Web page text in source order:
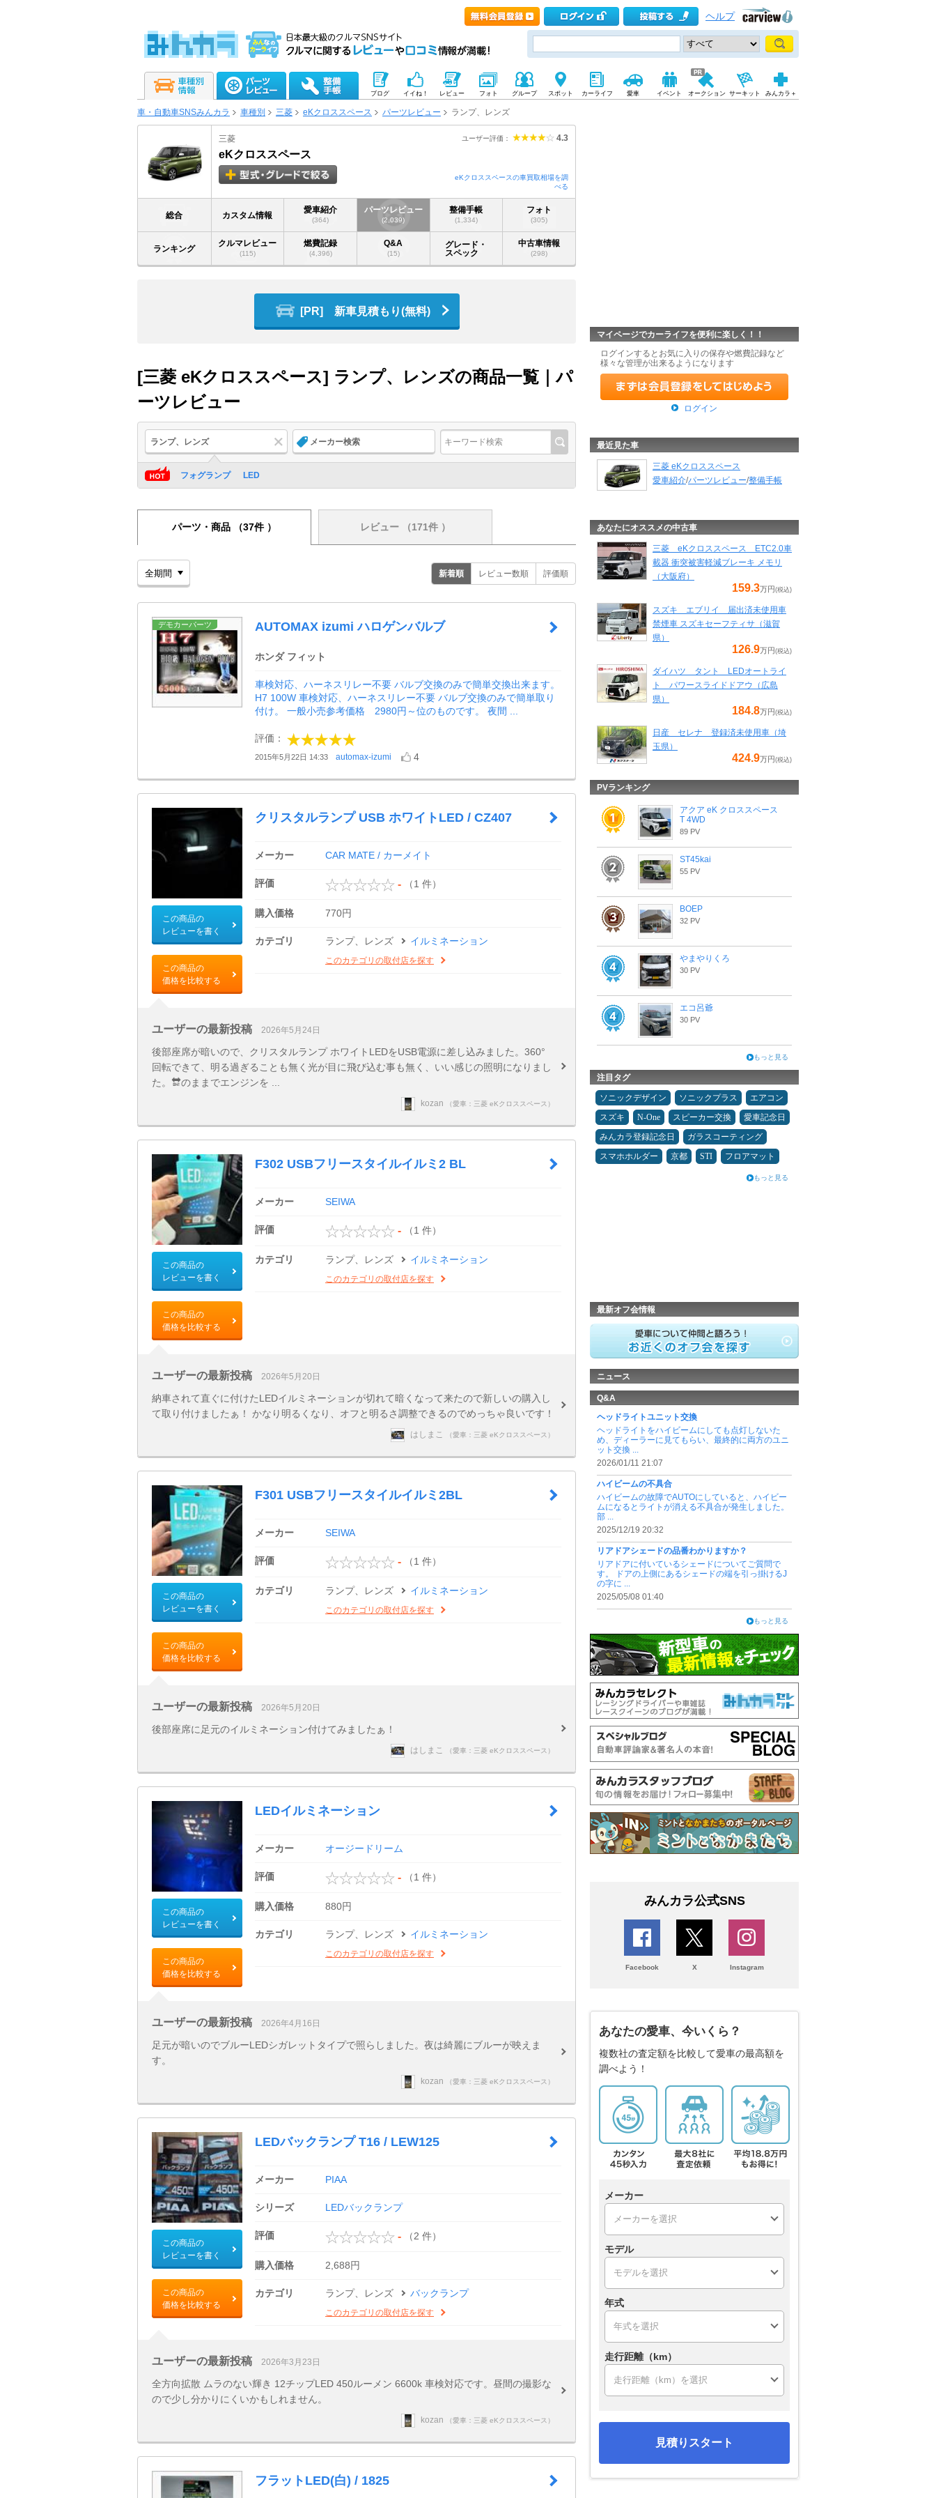
ヘルプ
ブログ イイね！ レビュー フォト グループ スポット カーライフ 愛車 イベント オークション サーキット みんカラ＋
車・自動車SNSみんカラ 車種別 三菱 eKクロススペース パーツレビュー ランプ、レンズ
ユーザー評価： 4.3
三菱
eKクロススペース
eKクロススペースの車買取相場を調
べる
総合 カスタム情報
愛車紹介
(364)
パーツレビュー
(2,039)
整備手帳
(1,334)
フォト
(305)
ランキング
クルマレビュー
(115)
燃費記録
(4,396)
Q&A
(15)
グレード・
スペック
中古車情報
(298)
[PR] 新車見積もり(無料)
[三菱 eKクロススペース] ランプ、レンズの商品一覧｜パ
ーツレビュー
ランプ、レンズ メーカー検索
フォグランプ LED
パーツ・商品 （37件 ） レビュー （171件 ）
新着順 レビュー数順 評価順
デモカーパーツ AUTOMAX izumi ハロゲンバルブ
ホンダ フィット
車検対応、ハーネスリレー不要 バルブ交換のみで簡単交換出来ます。
H7 100W 車検対応、ハーネスリレー不要 バルブ交換のみで簡単取り
付け。 一般小売参考価格 2980円～位のものです。 夜間 ...
評価：
2015年5月22日 14:33 automax-izumi 4
この商品の
レビューを書く
この商品の
価格を比較する
クリスタルランプ USB ホワイトLED / CZ407
メーカー CAR MATE / カーメイト
評価 - （1 件）
購入価格 770円
カテゴリ ランプ、レンズ イルミネーション
このカテゴリの取付店を探す
ユーザーの最新投稿 2026年5月24日
後部座席が暗いので、クリスタルランプ ホワイトLEDをUSB電源に差し込みました。360°
回転できて、明る過ぎることも無く光が目に飛び込む事も無く、いい感じの照明になりまし
た。🔛のままでエンジンを ...
kozan （愛車：三菱 eKクロススペース）
この商品の
レビューを書く
この商品の
価格を比較する
F302 USBフリースタイルイルミ2 BL
メーカー SEIWA
評価 - （1 件）
カテゴリ ランプ、レンズ イルミネーション
このカテゴリの取付店を探す
ユーザーの最新投稿 2026年5月20日
納車されて直ぐに付けたLEDイルミネーションが切れて暗くなって来たので新しいの購入し
て取り付けましたぁ！ かなり明るくなり、オフと明るさ調整できるのでめっちゃ良いです！
はしまこ （愛車：三菱 eKクロススペース）
この商品の
レビューを書く
この商品の
価格を比較する
F301 USBフリースタイルイルミ2BL
メーカー SEIWA
評価 - （1 件）
カテゴリ ランプ、レンズ イルミネーション
このカテゴリの取付店を探す
ユーザーの最新投稿 2026年5月20日
後部座席に足元のイルミネーション付けてみましたぁ！
はしまこ （愛車：三菱 eKクロススペース）
この商品の
レビューを書く
この商品の
価格を比較する
LEDイルミネーション
メーカー オージードリーム
評価 - （1 件）
購入価格 880円
カテゴリ ランプ、レンズ イルミネーション
このカテゴリの取付店を探す
ユーザーの最新投稿 2026年4月16日
足元が暗いのでブルーLEDシガレットタイプで照らしました。夜は綺麗にブルーが映えま
す。
kozan （愛車：三菱 eKクロススペース）
この商品の
レビューを書く
この商品の
価格を比較する
LEDバックランプ T16 / LEW125
メーカー PIAA
シリーズ LEDバックランプ
評価 - （2 件）
購入価格 2,688円
カテゴリ ランプ、レンズ バックランプ
このカテゴリの取付店を探す
ユーザーの最新投稿 2026年3月23日
全方向拡散 ムラのない輝き 12チップLED 450ルーメン 6600k 車検対応です。昼間の撮影な
ので少し分かりにくいかもしれません。
kozan （愛車：三菱 eKクロススペース）
フラットLED(白) / 1825
マイページでカーライフを便利に楽しく！！
ログインするとお気に入りの保存や燃費記録など
様々な管理が出来るようになります
ログイン
最近見た車
三菱 eKクロススペース
愛車紹介/パーツレビュー/整備手帳
あなたにオススメの中古車
三菱 eKクロススペース ETC2.0車
載器 衝突被害軽減ブレーキ メモリ
（大阪府）
159.3万円 (税込)
スズキ エブリイ 届出済未使用車
禁煙車 スズキセーフティサ（滋賀
県）
126.9万円 (税込)
ダイハツ タント LEDオートライ
ト パワースライドドアウ（広島
県）
184.8万円 (税込)
日産 セレナ 登録済未使用車（埼
玉県）
424.9万円 (税込)
PVランキング
アクア eK クロススペース
T 4WD
89 PV
ST45kai
55 PV
BOEP
32 PV
やまやりくろ
30 PV
エコ呂爺
30 PV
もっと見る
注目タグ
ソニックデザイン ソニックプラス
エアコン
スズキ
N-One スピーカー交換
愛車記念日
みんカラ登録記念日
ガラスコーティング
スマホホルダー
京都 STI フロアマット
もっと見る
最新オフ会情報
ニュース
Q&A
ヘッドライトユニット交換
ヘッドライトをハイビームにしても点灯しないた
め、ディーラーに見てもらい、最終的に両方のユニ
ット交換 ...
2026/01/11 21:07
ハイビームの不具合
ハイビームの故障でAUTOにしていると、ハイビー
ムになるとライトが消える不具合が発生しました。
部 ...
2025/12/19 20:32
リアドアシェードの品番わかりますか？
リアドアに付いているシェードについてご質問で
す。 ドアの上側にあるシェードの端を引っ掛けるJ
の字に ...
2025/05/08 01:40
もっと見る
みんカラ公式SNS
Facebook X Instagram
あなたの愛車、今いくら？
複数社の査定額を比較して愛車の最高額を
調べよう！
メーカー
モデル
年式
走行距離（km）
見積りスタート